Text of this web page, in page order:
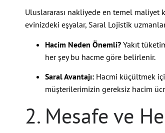
Uluslararası nakliyede en temel maliyet
evinizdeki eşyalar, Saral Lojistik
Hacim Neden Önemli? Yakıt
her şey bu hacme göre belirlenir.
Saral Avantajı: Hacmi küçültmek
müşterilerimizin gereksiz hacim
2. Mesafe ve